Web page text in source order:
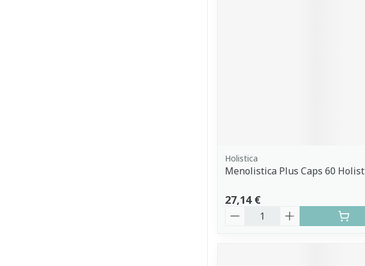
Holistica
Menolistica Plus Caps 60
27,14 €
Quantité